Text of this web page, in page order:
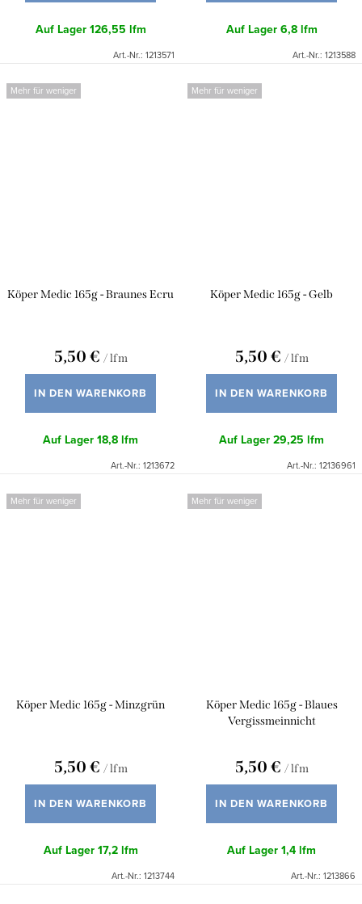
Auf Lager126,55 lfm
Art.-Nr.: 1213571
Auf Lager6,8 lfm
Art.-Nr.: 1213588
Mehr für weniger
Köper Medic 165g - Braunes Ecru
5,50 € / lfm
IN DEN WARENKORB
Auf Lager18,8 lfm
Art.-Nr.: 1213672
Mehr für weniger
Köper Medic 165g - Gelb
5,50 € / lfm
IN DEN WARENKORB
Auf Lager29,25 lfm
Art.-Nr.: 12136961
Mehr für weniger
Köper Medic 165g - Minzgrün
5,50 € / lfm
IN DEN WARENKORB
Auf Lager17,2 lfm
Art.-Nr.: 1213744
Mehr für weniger
Köper Medic 165g - Blaues
Vergissmeinnicht
5,50 € / lfm
IN DEN WARENKORB
Auf Lager1,4 lfm
Art.-Nr.: 1213866